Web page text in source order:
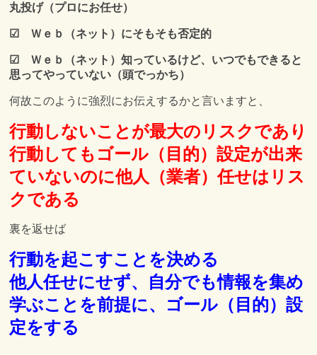
丸投げ（プロにお任せ）
☑ Ｗｅｂ（ネット）にそもそも否定的
☑ Ｗｅｂ（ネット）知っているけど、いつでもできると
思ってやっていない（頭でっかち）
何故このように強烈にお伝えするかと言いますと、
行動しないことが最大のリスクであり
行動してもゴール（目的）設定が出来
ていないのに他人（業者）任せはリス
クである
裏を返せば
行動を起こすことを決める
他人任せにせず、自分でも情報を集め
学ぶことを前提に、ゴール（目的）設
定をする